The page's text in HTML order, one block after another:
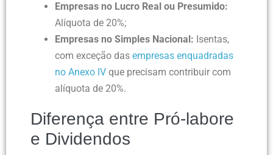
Empresas no Lucro Real ou Presumido:
Alíquota de 20%;
Empresas no Simples Nacional: Isentas,
com exceção das empresas enquadradas
no Anexo IV que precisam contribuir com
alíquota de 20%.
Diferença entre Pró-labore
e Dividendos